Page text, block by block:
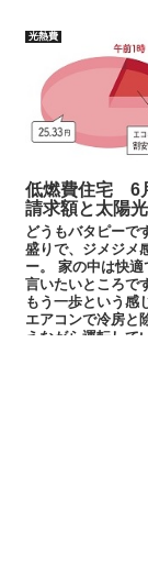
光熱費
低燃費住宅 6
請求額と太陽
どうもバタピーで
盛りで、ジメジメ
ー。 家の中は快適
言いたいところで
もう一歩という感
エアコンで冷房と
えながら運転して